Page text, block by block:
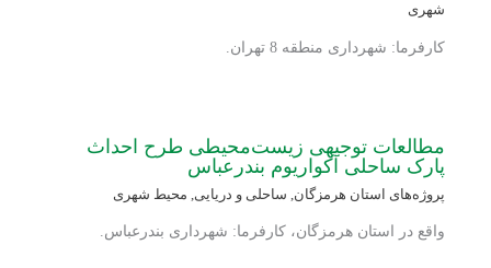
شهری
کارفرما: شهرداری منطقه 8 تهران.
مطالعات توجیهی زیست‌محیطی طرح احداث
پارک ساحلی آکواریوم بندرعباس
پروژه‌های استان هرمزگان ساحلی و دریایی محیط شهری
واقع در استان هرمزگان، کارفرما: شهرداری بندرعباس.